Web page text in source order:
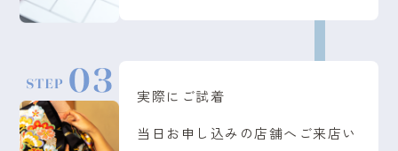
実際にご試着
当日お申し込みの店舗へご来店い